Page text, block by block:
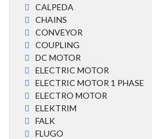
CALPEDA
CHAINS
CONVEYOR
COUPLING
DC MOTOR
ELECTRIC MOTOR
ELECTRIC MOTOR 1 PHASE
ELECTRO MOTOR
ELEKTRIM
FALK
FLUGO